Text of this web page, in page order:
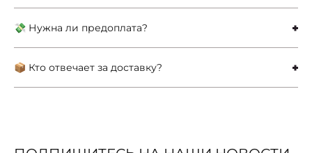
💸 Нужна ли предоплата?
📦 Кто отвечает за доставку?